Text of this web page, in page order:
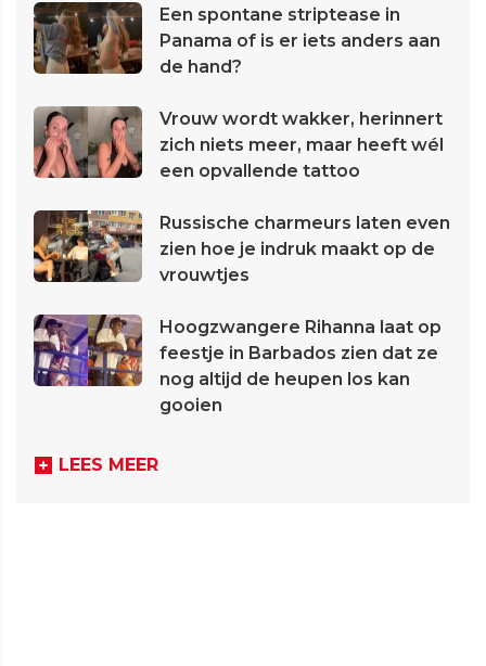
Een spontane striptease in
Panama of is er iets anders aan
de hand?
Vrouw wordt wakker, herinnert
zich niets meer, maar heeft wél
een opvallende tattoo
Russische charmeurs laten even
zien hoe je indruk maakt op de
vrouwtjes
Hoogzwangere Rihanna laat op
feestje in Barbados zien dat ze
nog altijd de heupen los kan
gooien
LEES MEER